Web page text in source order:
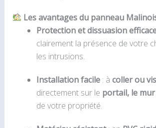
Les avantages du panneau
Protection et dissuasion
clairement la présence de votre
les intrusions.
Installation facile: à coller ou
directement sur le portail, le
de votre propriété.